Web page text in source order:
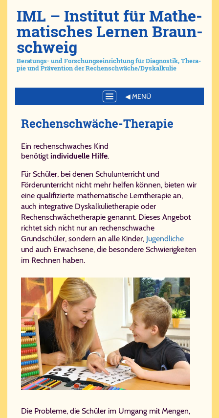
IML – Ins­ti­tut für Ma­the­
ma­ti­sches Ler­nen Braun­
schweig
Be­ra­tungs- und For­schungs­ein­rich­tung für Dia­gno­stik, The­ra­
pie und Prä­ven­ti­on der Re­chen­schwä­che/​Dys­kal­ku­lie
Toggle
Re­chen­schwä­che-​The­ra­pie
Ein rechenschwaches Kind
benötigt individuelle Hilfe.
Für Schüler, bei denen Schulunterricht und
Förderunterricht nicht mehr helfen können, bieten wir
eine qualifizierte mathematische Lerntherapie an,
auch integrative Dyskalkulietherapie oder
Rechenschwächetherapie genannt. Dieses Angebot
richtet sich nicht nur an rechenschwache
Grundschüler, sondern an alle Kinder, Jugendliche
und auch Erwachsene, die besondere Schwierigkeiten
im Rechnen haben.
Die Probleme, die Schüler im Umgang mit Mengen,